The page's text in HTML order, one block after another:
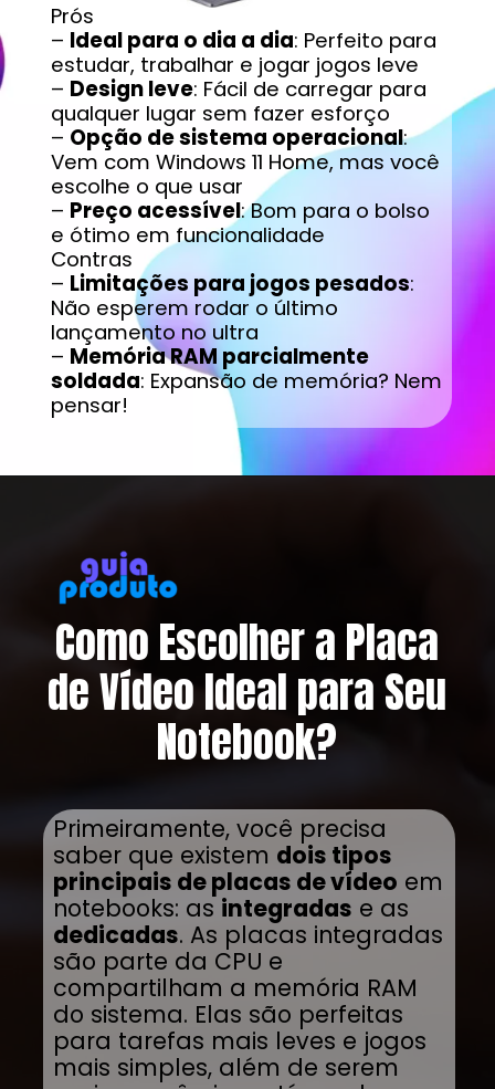
Prós
– Ideal para o dia a dia: Perfeito para
estudar, trabalhar e jogar jogos leve
– Design leve: Fácil de carregar para
qualquer lugar sem fazer esforço
– Opção de sistema operacional:
Vem com Windows 11 Home, mas você
escolhe o que usar
– Preço acessível: Bom para o bolso
e ótimo em funcionalidade
Contras
– Limitações para jogos pesados:
Não esperem rodar o último
lançamento no ultra
– Memória RAM parcialmente
soldada: Expansão de memória? Nem
pensar!
Como Escolher a Placa
de Vídeo Ideal para Seu
Notebook?
Primeiramente, você precisa
saber que existem dois tipos
principais de placas de vídeo em
notebooks: as integradas e as
dedicadas. As placas integradas
são parte da CPU e
compartilham a memória RAM
do sistema. Elas são perfeitas
para tarefas mais leves e jogos
mais simples, além de serem